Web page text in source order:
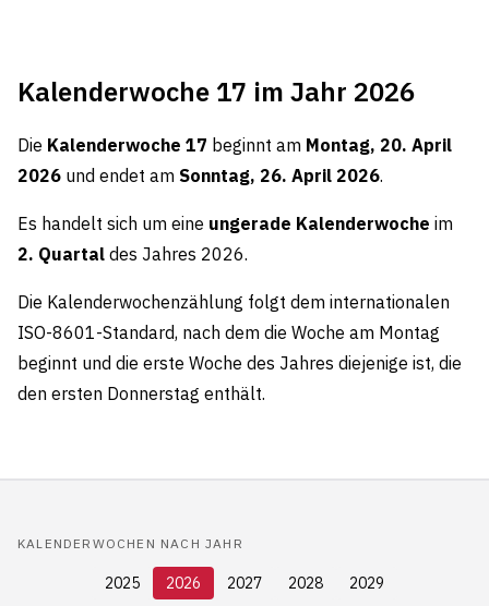
Kalenderwoche 17 im Jahr 2026
Die Kalenderwoche 17 beginnt am Montag, 20. April
2026 und endet am Sonntag, 26. April 2026.
Es handelt sich um eine ungerade Kalenderwoche im
2. Quartal des Jahres 2026.
Die Kalenderwochenzählung folgt dem internationalen
ISO-8601-Standard, nach dem die Woche am Montag
beginnt und die erste Woche des Jahres diejenige ist, die
den ersten Donnerstag enthält.
KALENDERWOCHEN NACH JAHR
2025 2026 2027 2028 2029